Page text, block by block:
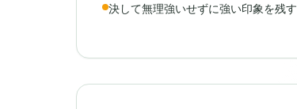
決して無理強いせずに強い印象を残す